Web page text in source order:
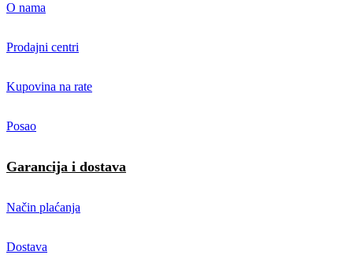
O nama
Prodajni centri
Kupovina na rate
Posao
Garancija i dostava
Način plaćanja
Dostava